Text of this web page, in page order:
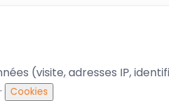
(visite, adresses IP,
· Cookies